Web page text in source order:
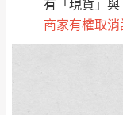
有「現貨」
商家有權取消
配送範圍：
苗栗至
地型限
法搬運